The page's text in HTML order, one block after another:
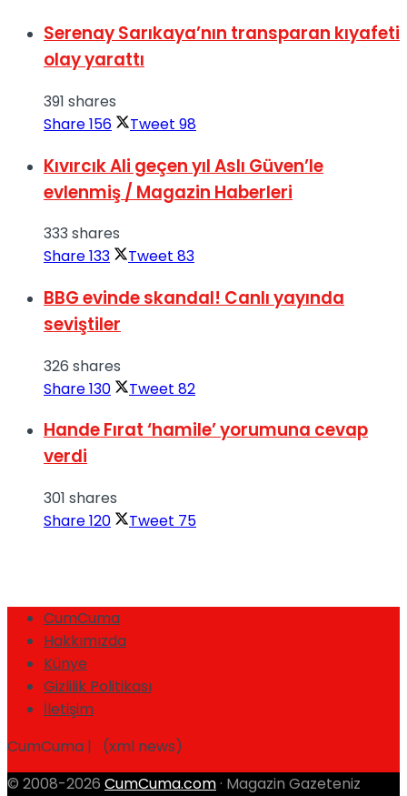
Serenay Sarıkaya’nın transparan kıyafeti
olay yarattı
391 shares
Share156 Tweet 98
Kıvırcık Ali geçen yıl Aslı Güven’le
evlenmiş / Magazin Haberleri
333 shares
Share133 Tweet 83
BBG evinde skandal! Canlı yayında
seviştiler
326 shares
Share130 Tweet 82
Hande Fırat ‘hamile’ yorumuna cevap
verdi
301 shares
Share120 Tweet 75
CumCuma
Hakkımızda
Künye
Gizlilik Politikası
İletişim
CumCuma | (xml news)
© 2008-2026 CumCuma.com · Magazin Gazeteniz